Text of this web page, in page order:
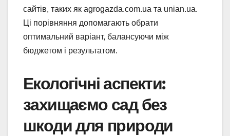
сайтів, таких як agrogazda.com.ua та unian.ua.
Ці порівняння допомагають обрати
оптимальний варіант, балансуючи між
бюджетом і результатом.
Екологічні аспекти:
захищаємо сад без
шкоди для природи